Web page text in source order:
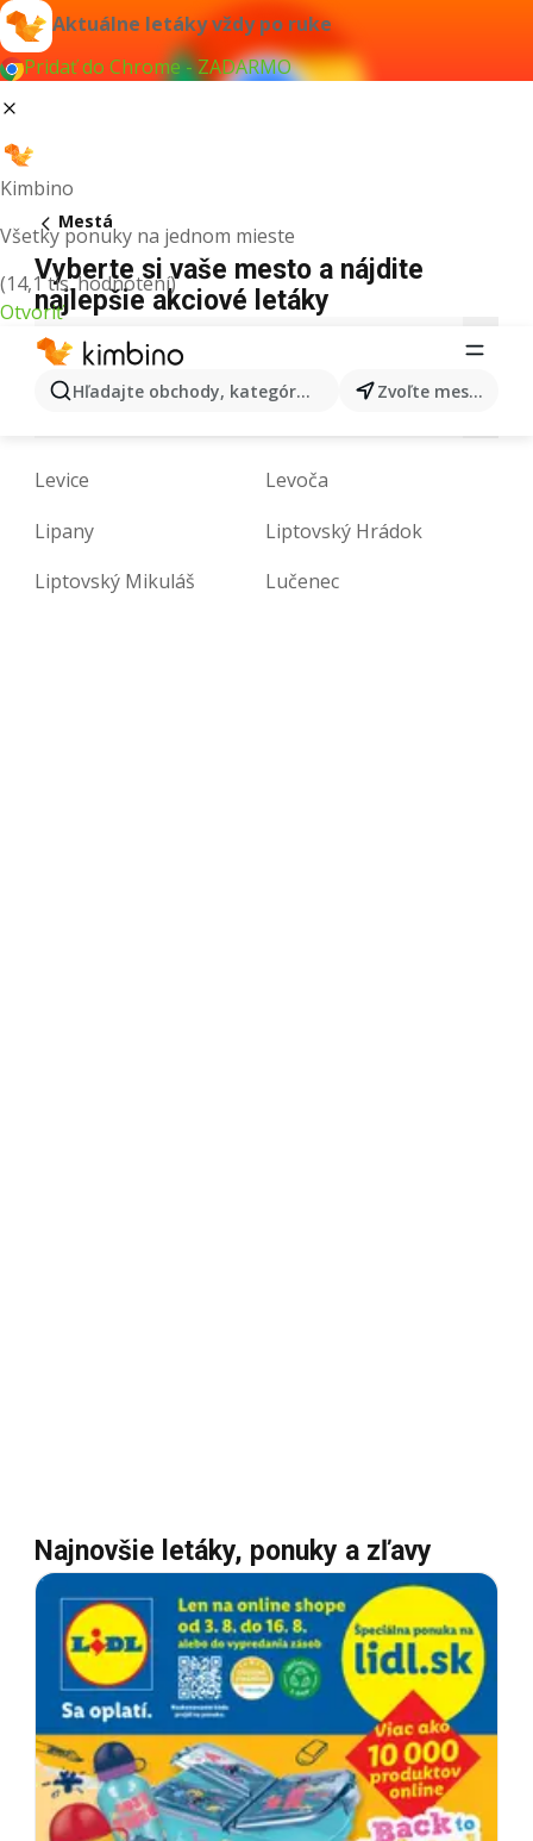
Aktuálne letáky vždy po ruke
Pridať do Chrome - ZADARMO
Kimbino
Všetky ponuky na jednom mieste
(14,1 tis. hodnotení)
Otvoriť
Hľadajte obchody, kategórie, produkty... Zvoľte mesto
Mestá
Vyberte si vaše mesto a nájdite
najlepšie akciové letáky
B C D
M
N P R S T V Z
Levice
Levoča
Lipany
Liptovský Hrádok
Liptovský Mikuláš
Lučenec
Najnovšie letáky, ponuky a zľavy